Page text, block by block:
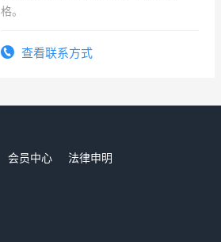
格。
查看联系方式
会员中心
法律申明